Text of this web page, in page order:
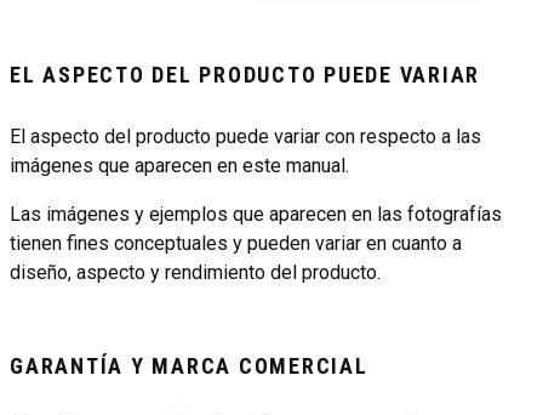
EL ASPECTO DEL PRODUCTO PUEDE VARIAR
El aspecto del producto puede variar con respecto a las
imágenes que aparecen en este manual.
Las imágenes y ejemplos que aparecen en las fotografías
tienen fines conceptuales y pueden variar en cuanto a
diseño, aspecto y rendimiento del producto.
GARANTÍA Y MARCA COMERCIAL